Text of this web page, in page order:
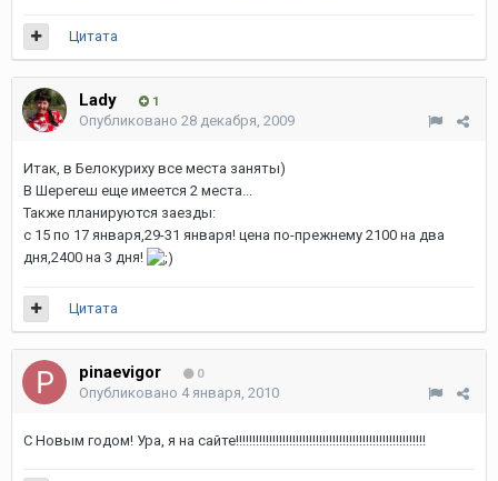
Цитата
Lady 1
Опубликовано 28 декабря, 2009
Итак, в Белокуриху все места заняты)
В Шерегеш еще имеется 2 места...
Также планируются заезды:
с 15 по 17 января,29-31 января! цена по-прежнему 2100 на два
дня,2400 на 3 дня!
Цитата
pinaevigor 0
Опубликовано 4 января, 2010
C Новым годом! Ура, я на сайте!!!!!!!!!!!!!!!!!!!!!!!!!!!!!!!!!!!!!!!!!!!!!!!!!!!!!!!!!